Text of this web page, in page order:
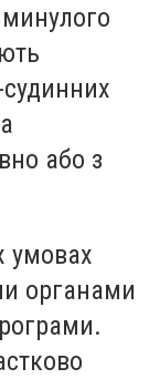
минулого
судинних
або з
умовах
органами